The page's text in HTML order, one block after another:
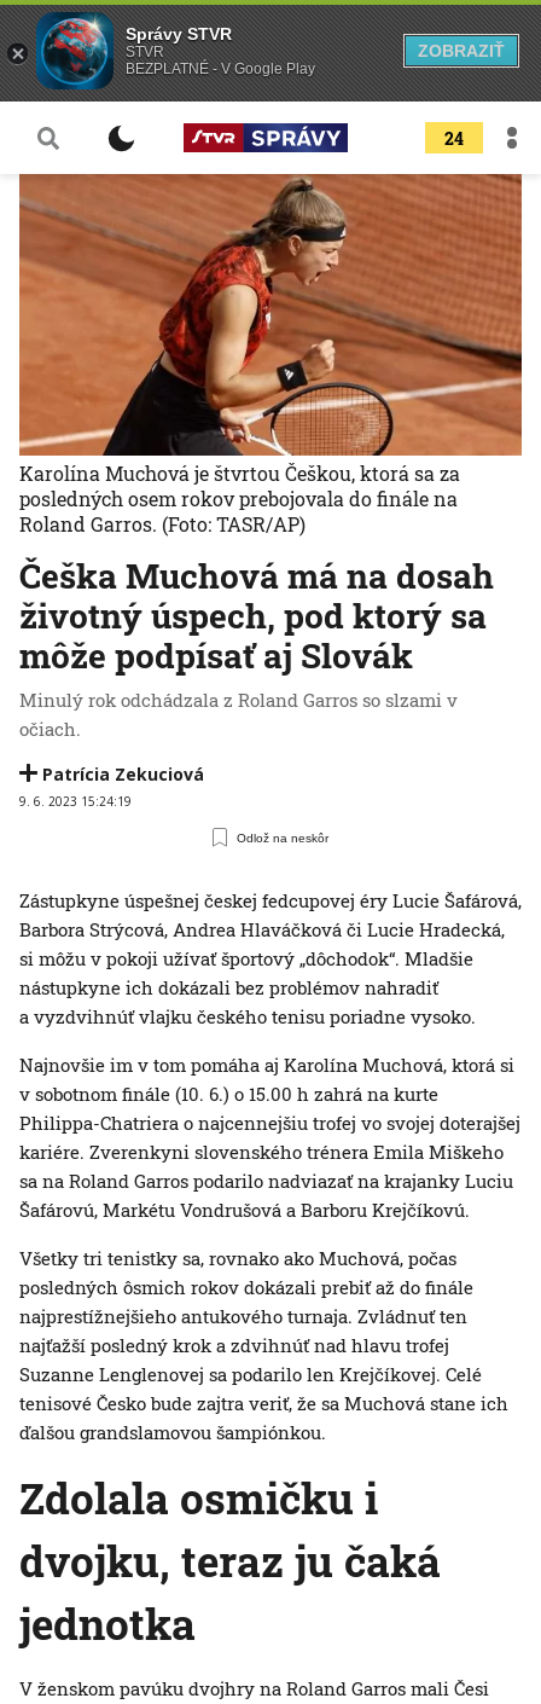
24
Češka Muchová má na dosah
životný úspech, pod ktorý sa
môže podpísať aj Slovák
Minulý rok odchádzala z Roland Garros so slzami v
očiach.
Patrícia Zekuciová
9. 6. 2023 15:24:19
Odlož na neskôr
Karolína Muchová je štvrtou Češkou, ktorá sa za
posledných osem rokov prebojovala do finále na
Roland Garros. (Foto: TASR/AP)
Zástupkyne úspešnej českej fedcupovej éry Lucie Šafárová,
Barbora Strýcová, Andrea Hlaváčková či Lucie Hradecká,
si môžu v pokoji užívať športový „dôchodok“. Mladšie
nástupkyne ich dokázali bez problémov nahradiť
a vyzdvihnúť vlajku českého tenisu poriadne vysoko.
Najnovšie im v tom pomáha aj Karolína Muchová, ktorá si
v sobotnom finále (10. 6.) o 15.00 h zahrá na kurte
Philippa-Chatriera o najcennejšiu trofej vo svojej doterajšej
kariére. Zverenkyni slovenského trénera Emila Miškeho
sa na Roland Garros podarilo nadviazať na krajanky Luciu
Šafárovú, Markétu Vondrušová a Barboru Krejčíkovú.
Všetky tri tenistky sa, rovnako ako Muchová, počas
posledných ôsmich rokov dokázali prebiť až do finále
najprestížnejšieho antukového turnaja. Zvládnuť ten
najťažší posledný krok a zdvihnúť nad hlavu trofej
Suzanne Lenglenovej sa podarilo len Krejčíkovej. Celé
tenisové Česko bude zajtra veriť, že sa Muchová stane ich
ďalšou grandslamovou šampiónkou.
Zdolala osmičku i
dvojku, teraz ju čaká
jednotka
V ženskom pavúku dvojhry na Roland Garros mali Česi
Správy STVR
STVR
BEZPLATNÉ - V Google Play
ZOBRAZIŤ